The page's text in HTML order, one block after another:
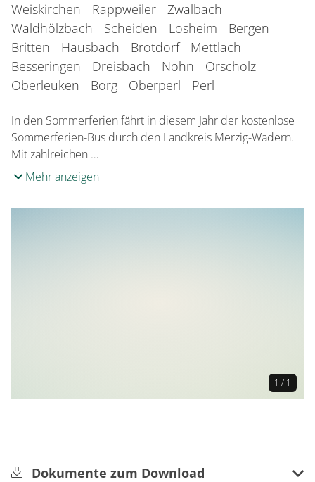
Weiskirchen - Rappweiler - Zwalbach -
Waldhölzbach - Scheiden - Losheim - Bergen -
Britten - Hausbach - Brotdorf - Mettlach -
Besseringen - Dreisbach - Nohn - Orscholz -
Oberleuken - Borg - Oberperl - Perl
In den Sommerferien fährt in diesem Jahr der kostenlose
Sommerferien-Bus durch den Landkreis Merzig-Wadern.
Mit zahlreichen …
Mehr anzeigen
1 / 1
Dokumente zum Download